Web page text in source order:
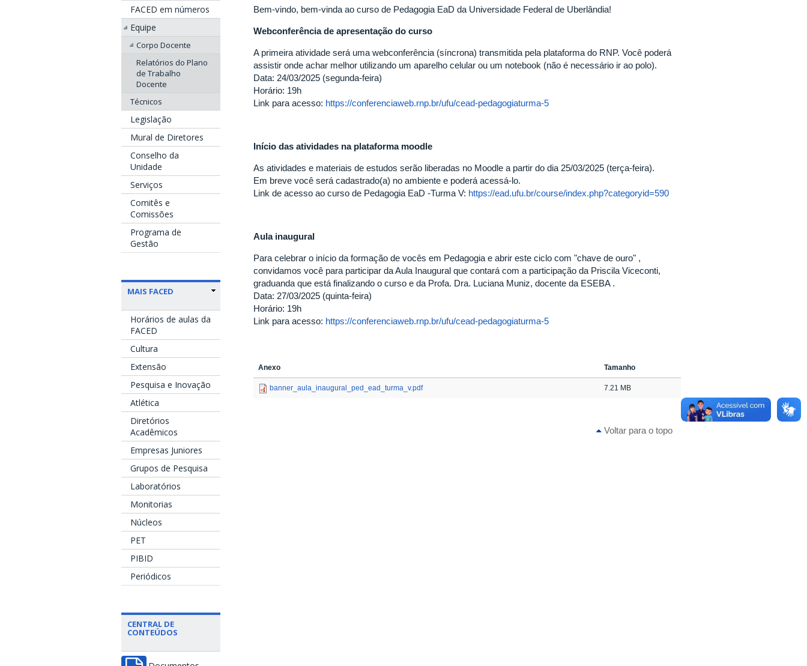
FACED em números
Equipe
Corpo Docente
Relatórios do Plano
de Trabalho
Docente
Técnicos
Legislação
Mural de Diretores
Conselho da
Unidade
Serviços
Comitês e
Comissões
Programa de
Gestão
MAIS FACED
Horários de aulas da
FACED
Cultura
Extensão
Pesquisa e Inovação
Atlética
Diretórios
Acadêmicos
Empresas Juniores
Grupos de Pesquisa
Laboratórios
Monitorias
Núcleos
PET
PIBID
Periódicos
CENTRAL DE
CONTEÚDOS
Bem-vindo, bem-vinda ao curso de Pedagogia EaD da Universidade Federal de Uberlândia!
Webconferência de apresentação do curso
A primeira atividade será uma webconferência (síncrona) transmitida pela plataforma do RNP. Você poderá
assistir onde achar melhor utilizando um aparelho celular ou um notebook (não é necessário ir ao polo).
Data: 24/03/2025 (segunda-feira)
Horário: 19h
Link para acesso: https://conferenciaweb.rnp.br/ufu/cead-pedagogiaturma-5
Início das atividades na plataforma moodle
As atividades e materiais de estudos serão liberadas no Moodle a partir do dia 25/03/2025 (terça-feira).
Em breve você será cadastrado(a) no ambiente e poderá acessá-lo.
Link de acesso ao curso de Pedagogia EaD -Turma V: https://ead.ufu.br/course/index.php?categoryid=590
Aula inaugural
Para celebrar o início da formação de vocês em Pedagogia e abrir este ciclo com "chave de ouro" ,
convidamos você para participar da Aula Inaugural que contará com a participação da Priscila Viceconti,
graduanda que está finalizando o curso e da Profa. Dra. Luciana Muniz, docente da ESEBA .
Data: 27/03/2025 (quinta-feira)
Horário: 19h
Link para acesso: https://conferenciaweb.rnp.br/ufu/cead-pedagogiaturma-5
Anexo Tamanho
banner_aula_inaugural_ped_ead_turma_v.pdf 7.21 MB
Voltar para o topo